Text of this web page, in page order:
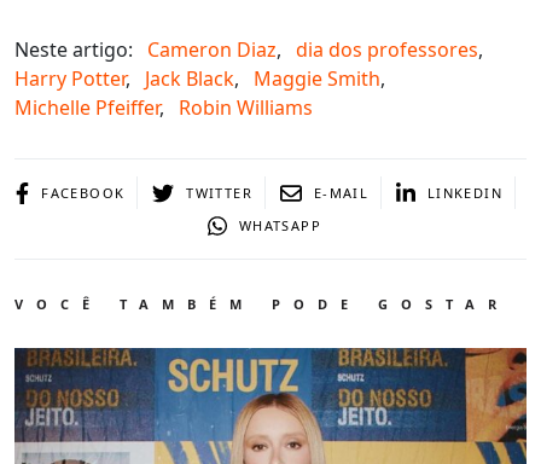
Neste artigo: Cameron Diaz, dia dos professores,
Harry Potter, Jack Black, Maggie Smith,
Michelle Pfeiffer, Robin Williams
FACEBOOK TWITTER E-MAIL
LINKEDIN
WHATSAPP
VOCÊ TAMBÉM PODE GOSTAR